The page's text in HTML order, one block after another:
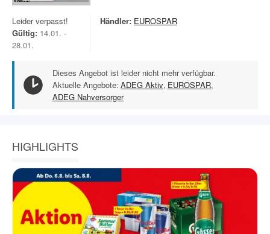
Leider verpasst!
Gültig: 14.01. -
28.01.
Händler: EUROSPAR
Dieses Angebot ist leider nicht mehr verfügbar.
Aktuelle Angebote: ADEG Aktiv, EUROSPAR,
ADEG Nahversorger
HIGHLIGHTS